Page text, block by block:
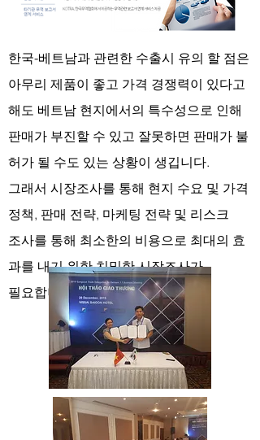
한국-베트남과 관련한 수출시 유의 할 점은
아무리 제품이 좋고 가격 경쟁력이 있다고
해도 베트남 현지에서의 특수성으로 인해
판매가 부진할 수 있고 잘못하면 판매가 불
허가 될 수도 있는 상황이 생깁니다.
그래서 시장조사를 통해 현지 수요 및 가격
정책, 판매 전략, 마케팅 전략 및 리스크
조사를 통해 최소한의 비용으로 최대의 효
과를 내기 위한 치밀한 시장조사가
필요합니다.